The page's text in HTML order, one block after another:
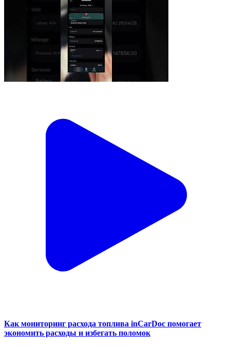
Как мониторинг расхода топлива inCarDoc помогает
экономить расходы и избегать поломок